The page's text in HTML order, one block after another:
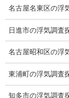
愛知県名古屋市中
Toshin.Sakuraビル
名古屋名東区の浮
日進市の浮気調査
名古屋昭和区の浮
東浦町の浮気調査
知多市の浮気調査